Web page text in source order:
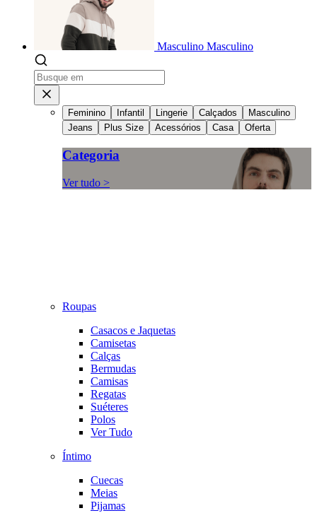
Masculino Masculino
Feminino Infantil Lingerie Calçados
Masculino
Jeans
Plus Size Acessórios Casa Oferta
Categoria
Ver tudo >
Roupas
Casacos e Jaquetas
Camisetas
Calças
Bermudas
Camisas
Regatas
Suéteres
Polos
Ver Tudo
Íntimo
Cuecas
Meias
Pijamas